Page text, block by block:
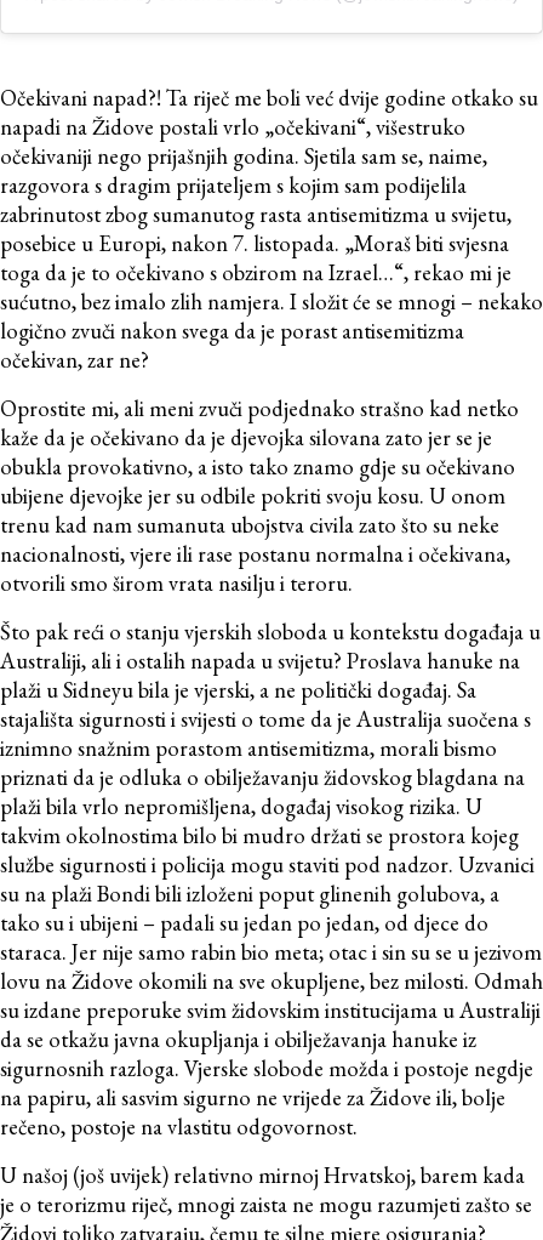
Očekivani napad?! Ta riječ me boli već dvije godine otkako su
napadi na Židove postali vrlo „očekivani“, višestruko
očekivaniji nego prijašnjih godina. Sjetila sam se, naime,
razgovora s dragim prijateljem s kojim sam podijelila
zabrinutost zbog sumanutog rasta antisemitizma u svijetu,
posebice u Europi, nakon 7. listopada. „Moraš biti svjesna
toga da je to očekivano s obzirom na Izrael…“, rekao mi je
sućutno, bez imalo zlih namjera. I složit će se mnogi – nekako
logično zvuči nakon svega da je porast antisemitizma
očekivan, zar ne?
Oprostite mi, ali meni zvuči podjednako strašno kad netko
kaže da je očekivano da je djevojka silovana zato jer se je
obukla provokativno, a isto tako znamo gdje su očekivano
ubijene djevojke jer su odbile pokriti svoju kosu. U onom
trenu kad nam sumanuta ubojstva civila zato što su neke
nacionalnosti, vjere ili rase postanu normalna i očekivana,
otvorili smo širom vrata nasilju i teroru.
Što pak reći o stanju vjerskih sloboda u kontekstu događaja u
Australiji, ali i ostalih napada u svijetu? Proslava hanuke na
plaži u Sidneyu bila je vjerski, a ne politički događaj. Sa
stajališta sigurnosti i svijesti o tome da je Australija suočena s
iznimno snažnim porastom antisemitizma, morali bismo
priznati da je odluka o obilježavanju židovskog blagdana na
plaži bila vrlo nepromišljena, događaj visokog rizika. U
takvim okolnostima bilo bi mudro držati se prostora kojeg
službe sigurnosti i policija mogu staviti pod nadzor. Uzvanici
su na plaži Bondi bili izloženi poput glinenih golubova, a
tako su i ubijeni – padali su jedan po jedan, od djece do
staraca. Jer nije samo rabin bio meta; otac i sin su se u jezivom
lovu na Židove okomili na sve okupljene, bez milosti. Odmah
su izdane preporuke svim židovskim institucijama u Australiji
da se otkažu javna okupljanja i obilježavanja hanuke iz
sigurnosnih razloga. Vjerske slobode možda i postoje negdje
na papiru, ali sasvim sigurno ne vrijede za Židove ili, bolje
rečeno, postoje na vlastitu odgovornost.
U našoj (još uvijek) relativno mirnoj Hrvatskoj, barem kada
je o terorizmu riječ, mnogi zaista ne mogu razumjeti zašto se
Židovi toliko zatvaraju, čemu te silne mjere osiguranja?